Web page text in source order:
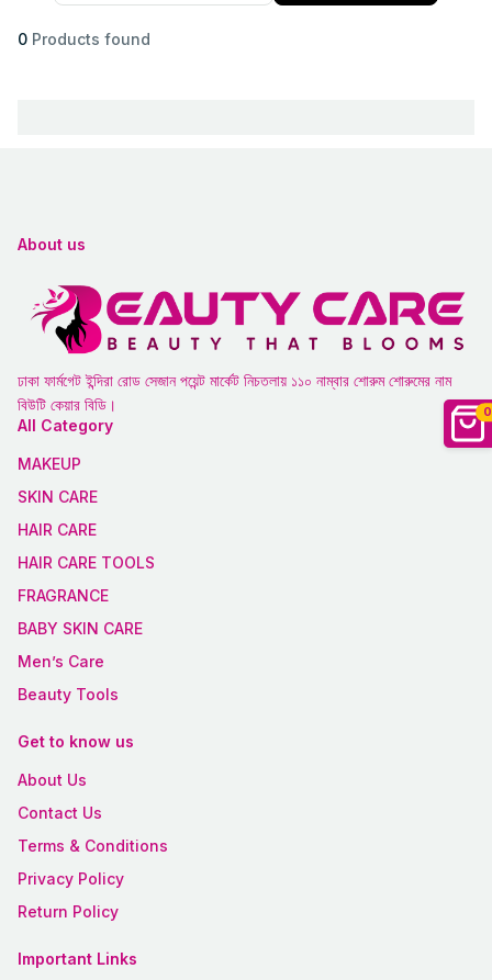
0
0 Products found
About us
ঢাকা ফার্মগেট ইন্দিরা রোড সেজান পয়েন্ট মার্কেট নিচতলায় ১১০ নাম্বার শোরুম শোরুমের নাম
বিউটি কেয়ার বিডি।
All Category
MAKEUP
SKIN CARE
HAIR CARE
HAIR CARE TOOLS
FRAGRANCE
BABY SKIN CARE
Men’s Care
Beauty Tools
Get to know us
About Us
Contact Us
Terms & Conditions
Privacy Policy
Return Policy
Important Links